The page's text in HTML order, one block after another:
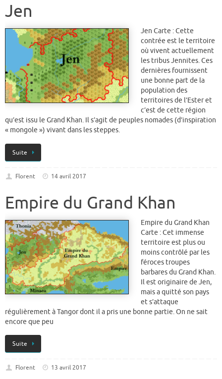
Jen
Jen Carte : Cette
contrée est le territoire
où vivent actuellement
les tribus Jennites. Ces
dernières fournissent
une bonne part de la
population des
territoires de l’Ester et
c’est de cette région
qu’est issu le Grand Khan. Il s’agit de peuples nomades (d’inspiration
« mongole ») vivant dans les steppes.
Suite
Florent 14 avril 2017
Empire du Grand Khan
Empire du Grand Khan
Carte : Cet immense
territoire est plus ou
moins contrôlé par les
féroces troupes
barbares du Grand Khan.
Il est originaire de Jen,
mais a quitté son pays
et s’attaque
régulièrement à Tangor dont il a pris une bonne partie. On ne sait
encore que peu
Suite
Florent 13 avril 2017